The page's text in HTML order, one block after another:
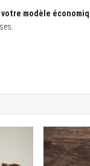
votre modèle